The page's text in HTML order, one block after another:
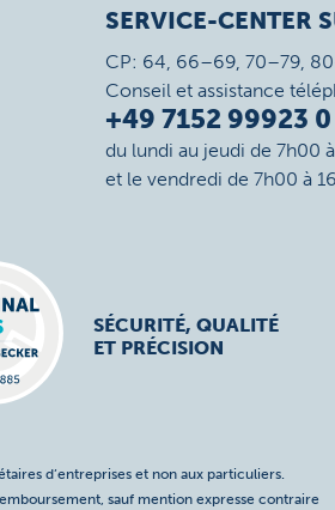
SERVICE-CENTER
CP: 64, 66–69, 70–79,
Conseil et assistance
+49 7152 99923 0
du lundi au jeudi de 7h00
et le vendredi de 7h00 à
SÉCURITÉ, QUALITÉ
ET PRÉCISION
d’entreprises et non aux particuliers.
sauf mention expresse contraire